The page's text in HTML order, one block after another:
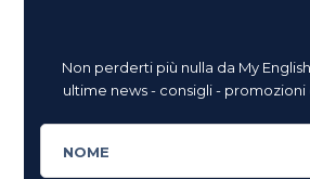
Non perderti più nulla da My
ultime news - consigli - promozioni